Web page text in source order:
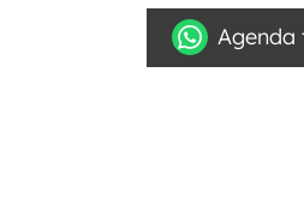
Agenda